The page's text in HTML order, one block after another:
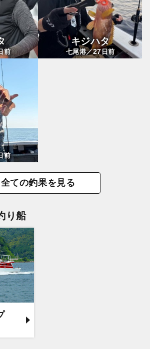
前
キジハタ
七尾港／27日前
前
全ての釣果を見る
り船